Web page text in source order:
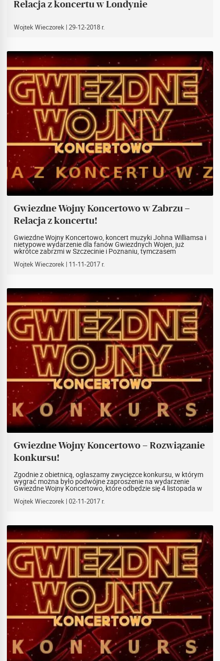
Relacja z koncertu w Londynie
Wojtek Wieczorek | 29-12-2018 r.
Gwiezdne Wojny Koncertowo w Zabrzu –
Relacja z koncertu!
Gwiezdne Wojny Koncertowo, koncert muzyki Johna Williamsa i
nietypowe wydarzenie dla fanów Gwiezdnych Wojen, już
wkrótce zabrzmi w Szczecinie i Poznaniu, tymczasem
koncertu!
Wojtek Wieczorek | 11-11-2017 r.
Gwiezdne Wojny Koncertowo – Rozwiązanie
konkursu!
Zgodnie z obietnicą, ogłaszamy zwycięzce konkursu, w którym
wygrać można było podwójne zaproszenie na wydarzenie
Gwiezdne Wojny Koncertowo, które odbędzie się 4 listopada w
udział w losowaniu, trzeba było poprawnie odpowiedzieć na
Wojtek Wieczorek | 02-11-2017 r.